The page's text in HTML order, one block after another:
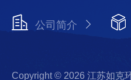
公司简介
Copyright © 2026 江苏如克